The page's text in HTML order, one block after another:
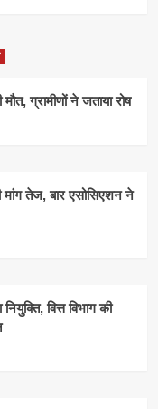
ग्रामीणों ने जताया रोष
तेज, बार एसोसिएशन ने
वित्त विभाग की